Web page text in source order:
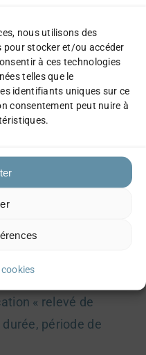
nous utilisons des
pour stocker et/ou accéder
à ces technologies
telles que le
identifiants uniques sur ce
consentement peut nuire à
le fichier
— utile pour la
e‑Documents :
en ligne
« relevé de
période de